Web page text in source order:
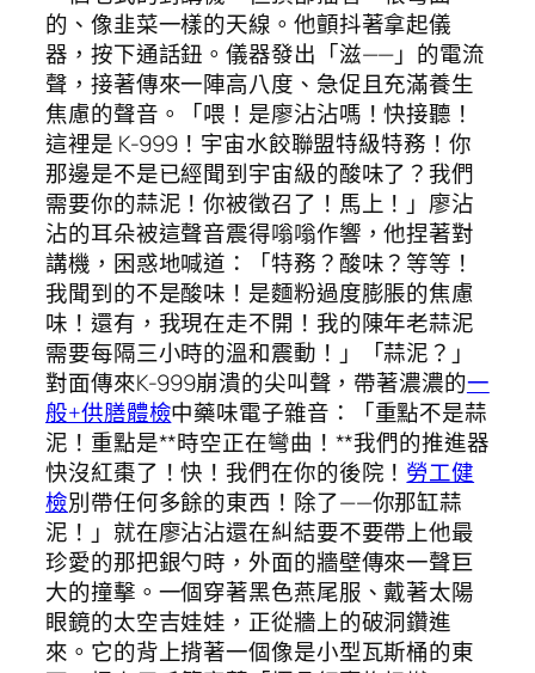
的、像韭菜一樣的天線。他顫抖著拿起儀
器，按下通話鈕。儀器發出「滋——」的電流
聲，接著傳來一陣高八度、急促且充滿養生
焦慮的聲音。「喂！是廖沾沾嗎！快接聽！
這裡是 K-999！宇宙水餃聯盟特級特務！你
那邊是不是已經聞到宇宙級的酸味了？我們
需要你的蒜泥！你被徵召了！馬上！」廖沾
沾的耳朵被這聲音震得嗡嗡作響，他捏著對
講機，困惑地喊道：「特務？酸味？等等！
我聞到的不是酸味！是麵粉過度膨脹的焦慮
味！還有，我現在走不開！我的陳年老蒜泥
需要每隔三小時的溫和震動！」「蒜泥？」
對面傳來K-999崩潰的尖叫聲，帶著濃濃的一
般+供膳體檢中藥味電子雜音：「重點不是蒜
泥！重點是**時空正在彎曲！**我們的推進器
快沒紅棗了！快！我們在你的後院！ 勞工健
檢別帶任何多餘的東西！除了——你那缸蒜
泥！」就在廖沾沾還在糾結要不要帶上他最
珍愛的那把銀勺時，外面的牆壁傳來一聲巨
大的撞擊。一個穿著黑色燕尾服、戴著太陽
眼鏡的太空吉娃娃，正從牆上的破洞鑽進
來。它的背上揹著一個像是小型瓦斯桶的東